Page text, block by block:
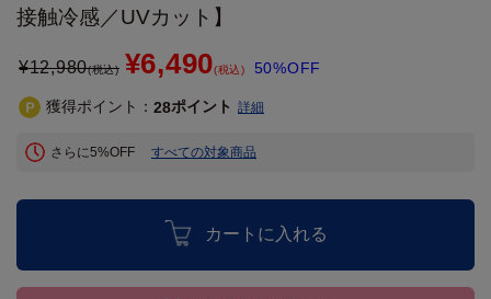
接触冷感／UVカット】
¥12,980(税込) ¥6,490(税込) 50%OFF
獲得ポイント： 28ポイント 詳細
さらに5%OFF すべての対象商品
カートに入れる